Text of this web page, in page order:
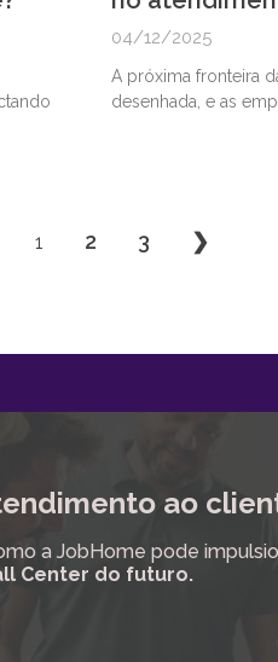
04/12/2025
A próxima fronteira
desenhada, e as
1 2 3 ❯
ao
a JobHome pode
Center do futuro.